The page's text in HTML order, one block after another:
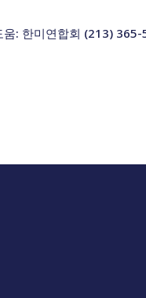
움: 한미연합회 (213)